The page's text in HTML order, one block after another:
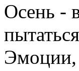
Осень -
Эмоции,